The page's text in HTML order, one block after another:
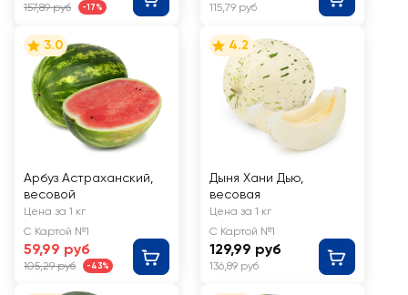
157,89 руб -17% 115,79 руб
3.0
Арбуз Астраханский,
весовой
Цена за 1 кг
С Картой №1
59,99 руб
105,29 руб -43%
4.2
Дыня Хани Дью,
весовая
Цена за 1 кг
С Картой №1
129,99 руб
136,89 руб